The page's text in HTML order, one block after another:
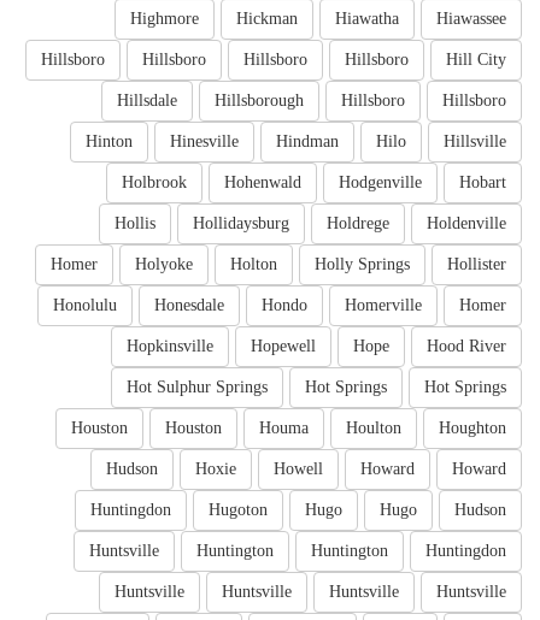
Hiawassee
Hiawatha
Hickman
Highmore
Hill City
Hillsboro
Hillsboro
Hillsboro
Hillsboro
Hillsboro
Hillsboro
Hillsborough
Hillsdale
Hillsville
Hilo
Hindman
Hinesville
Hinton
Hobart
Hodgenville
Hohenwald
Holbrook
Holdenville
Holdrege
Hollidaysburg
Hollis
Hollister
Holly Springs
Holton
Holyoke
Homer
Homer
Homerville
Hondo
Honesdale
Honolulu
Hood River
Hope
Hopewell
Hopkinsville
Hot Springs
Hot Springs
Hot Sulphur Springs
Houghton
Houlton
Houma
Houston
Houston
Howard
Howard
Howell
Hoxie
Hudson
Hudson
Hugo
Hugo
Hugoton
Huntingdon
Huntingdon
Huntington
Huntington
Huntsville
Huntsville
Huntsville
Huntsville
Huntsville